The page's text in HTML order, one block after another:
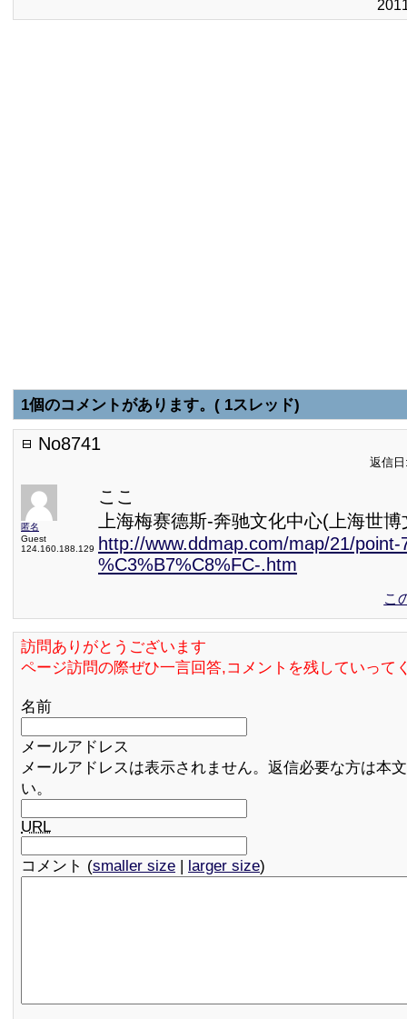
1個のコメントがあります。( 1スレッド)
No8741
返信
匿名
Guest
124.160.188.129
ここ
上海梅赛德斯-奔驰文化中心(上海世
http://www.ddmap.com/map/21/point-
%C3%B7%C8%FC-.htm
こ
訪問ありがとうございます
ページ訪問の際ぜひ一言回答,コメントを残していって
名前
メールアドレス
メールアドレスは表示されません。返信必要な方は本
い。
URL
コメント (smaller size | larger size)